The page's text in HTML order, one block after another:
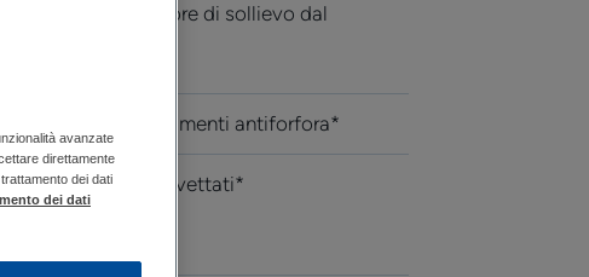
e bruciore*. 72 ore di sollievo dal
il numero 1 dei trattamenti antiforfora*
di 2 complessi brevettati*
avanzate
direttamente
dei dati
dei dati